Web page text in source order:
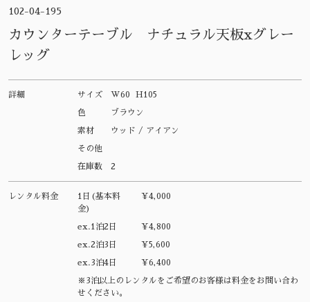
102-04-195
カウンターテーブル ナチュラル天板xグレー
レッグ
詳細 サイズ W60 H105
色 ブラウン
素材 ウッド / アイアン
その他
在庫数 2
レンタル料金
1日(基本料
金)
¥4,000
ex.1泊2日 ¥4,800
ex.2泊3日 ¥5,600
ex.3泊4日 ¥6,400
※3泊以上のレンタルをご希望のお客様は料金をお問い合わ
せください。